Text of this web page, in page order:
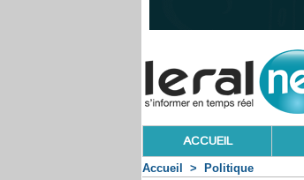
ACCUEIL
Accueil > Politique